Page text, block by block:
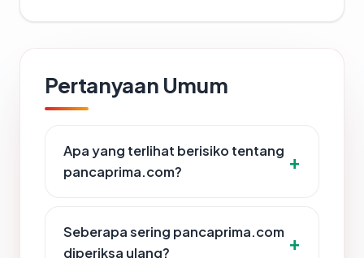
Pertanyaan Umum
Apa yang terlihat berisiko tentang
pancaprima.com?
Seberapa sering pancaprima.com
diperiksa ulang?